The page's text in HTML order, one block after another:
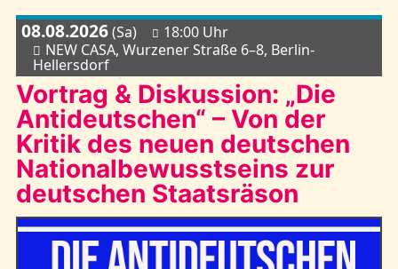
08.08.2026(Sa)
18:00 Uhr
NEW CASA, Wurzener Straße 6–8, Berlin-
Hellersdorf
Vortrag & Diskussion: „Die
Antideutschen“ – Von der
Kritik des neuen deutschen
Nationalbewusstseins zur
deutschen Staatsräson